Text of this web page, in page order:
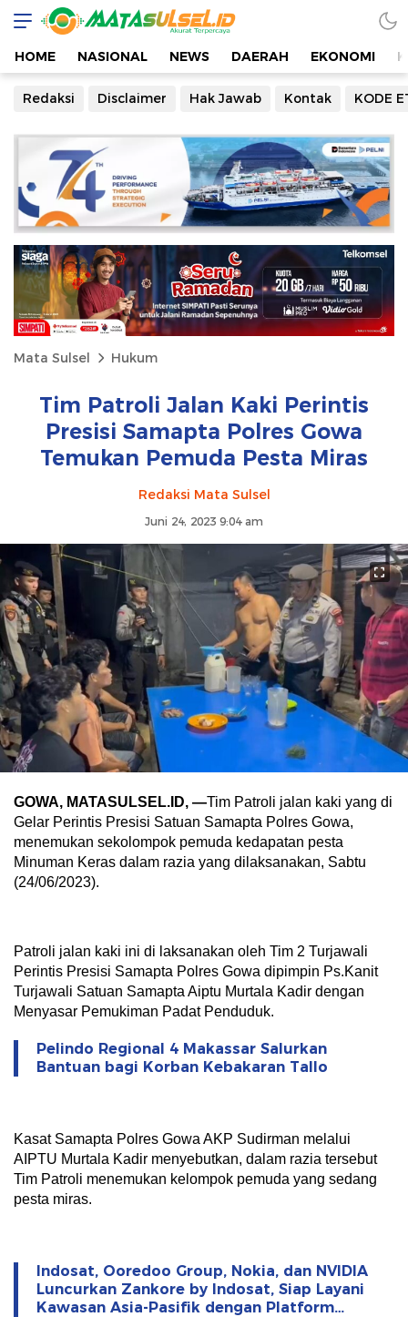
HOME NASIONAL NEWS DAERAH EKONOMI
Redaksi Disclaimer Hak Jawab Kontak KODE
Mata Sulsel Hukum
Tim Patroli Jalan Kaki Perintis
Presisi Samapta Polres Gowa
Temukan Pemuda Pesta Miras
Redaksi Mata Sulsel
Juni 24, 2023 9:04 am
GOWA, MATASULSEL.ID, —Tim Patroli jalan kaki yang di
Gelar Perintis Presisi Satuan Samapta Polres Gowa,
menemukan sekolompok pemuda kedapatan pesta
Minuman Keras dalam razia yang dilaksanakan, Sabtu
(24/06/2023).
Patroli jalan kaki ini di laksanakan oleh Tim 2 Turjawali
Perintis Presisi Samapta Polres Gowa dipimpin Ps.Kanit
Turjawali Satuan Samapta Aiptu Murtala Kadir dengan
Menyasar Pemukiman Padat Penduduk.
Pelindo Regional 4 Makassar Salurkan
Bantuan bagi Korban Kebakaran Tallo
Kasat Samapta Polres Gowa AKP Sudirman melalui
AIPTU Murtala Kadir menyebutkan, dalam razia tersebut
Tim Patroli menemukan kelompok pemuda yang sedang
pesta miras.
Indosat, Ooredoo Group, Nokia, dan NVIDIA
Luncurkan Zankore by Indosat, Siap Layani
Kawasan Asia-Pasifik dengan Platform